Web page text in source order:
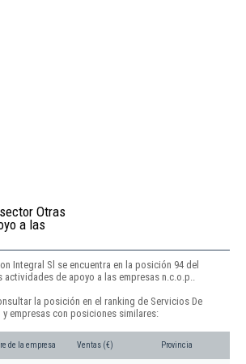
Otras
a las
Integral Sl se encuentra en la posición 94 del
de apoyo a las empresas n.c.o.p..
la posición en el ranking de Servicios De
empresas con posiciones similares:
de la empresa Ventas (€) Provincia